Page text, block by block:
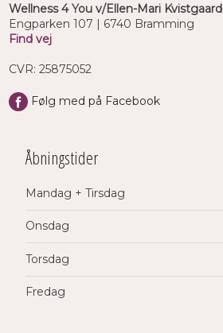
Wellness 4 You v/Ellen-Mari Kvistgaard
Engparken 107 | ​6740 Bramming
Find vej
CVR: 25875052
Følg med på Facebook​
Åbningstider​
Mandag + Tirsdag
​Onsdag
​Torsdag
​Fredag